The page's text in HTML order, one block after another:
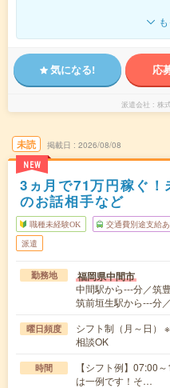
気になる! 応
派遣会社 株
未読
NEW
掲載日 2026/08/08
3ヵ月で71万円稼ぐ
のお話相手など
職種未経験OK 交通費別途支給あ
派遣
勤務地 福岡県中間市
中間駅から---分／筑
筑前垣生駅から---分
曜日頻度
シフト制（月～日）
相談OK
時間
【シフト例】07:00
は一例です！そ…